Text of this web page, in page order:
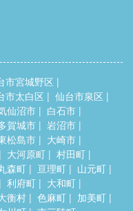
市宮城野区
市太白区
仙台市泉区
仙沼市
白石市
賀城市
岩沼市
松島市
大崎市
大河原町
村田町
森町 亘理町
山元町
利府町
大和町
衡村 色麻町
加美町